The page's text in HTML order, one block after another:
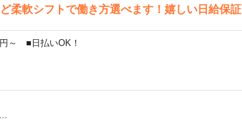
柔軟シフトで働き方選べます！嬉しい日給保証
～ ■日払いOK！